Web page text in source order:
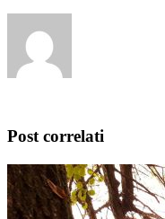
Post correlati